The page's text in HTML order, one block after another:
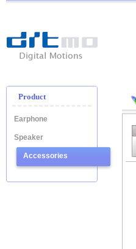
-
Digital
Product
Earphone
Speaker
Accessories